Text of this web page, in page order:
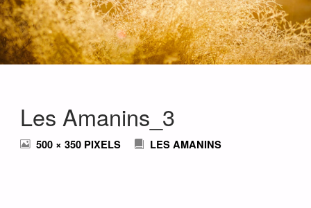
Les Amanins_3
FULL500 × 350 PIXELS LES AMANINS